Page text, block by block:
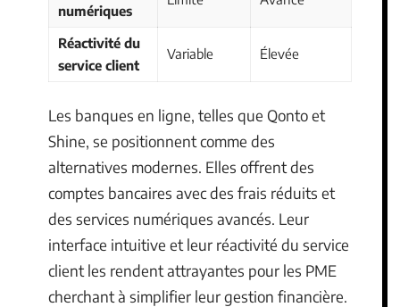
numériques
Réactivité du
service client
Variable Élevée
Les banques en ligne, telles que Qonto et
Shine, se positionnent comme des
alternatives modernes. Elles offrent des
comptes bancaires avec des frais réduits et
des services numériques avancés. Leur
interface intuitive et leur réactivité du service
client les rendent attrayantes pour les PME
cherchant à simplifier leur gestion financière.